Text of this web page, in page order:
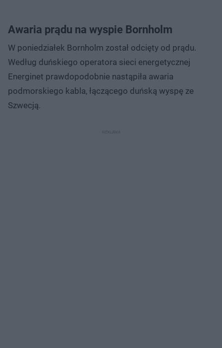
Awaria prądu na wyspie Bornholm
W poniedziałek Bornholm został odcięty od prądu.
Według duńskiego operatora sieci energetycznej
Energinet prawdopodobnie nastąpiła awaria
podmorskiego kabla, łączącego duńską wyspę ze
Szwecją.